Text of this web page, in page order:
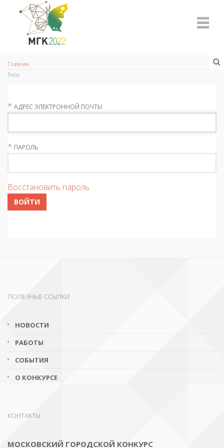
Главная
Вход
* АДРЕС ЭЛЕКТРОННОЙ ПОЧТЫ
* ПАРОЛЬ
Восстановить пароль
ВОЙТИ
ПОЛЕЗНЫЕ ССЫЛКИ
НОВОСТИ
РАБОТЫ
СОБЫТИЯ
О КОНКУРСЕ
КОНТАКТЫ
МОСКОВСКИЙ ГОРОДСКОЙ КОНКУРС